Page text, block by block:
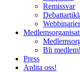
Remissvar
Webbinarier
Bli medlem!
Press
Anlita oss!